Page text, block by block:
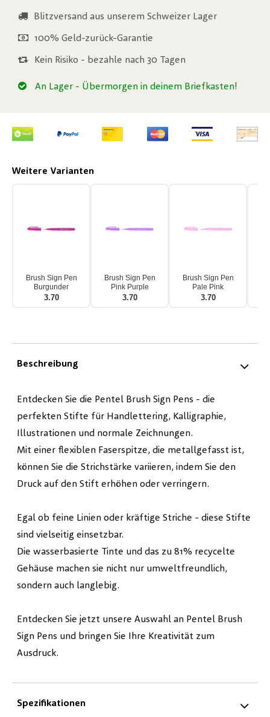
Blitzversand aus unserem Schweizer Lager
100% Geld-zurück-Garantie
Kein Risiko - bezahle nach 30 Tagen
An Lager - Übermorgen in deinem Briefkasten!
Weitere Varianten
Brush Sign Pen
Burgunder
3.70
Brush Sign Pen
Pink Purple
3.70
Brush Sign Pen
Pale Pink
3.70
Beschreibung
Entdecken Sie die Pentel Brush Sign Pens - die
perfekten Stifte für Handlettering, Kalligraphie,
Illustrationen und normale Zeichnungen.
Mit einer flexiblen Faserspitze, die metallgefasst ist,
können Sie die Strichstärke variieren, indem Sie den
Druck auf den Stift erhöhen oder verringern.
Egal ob feine Linien oder kräftige Striche - diese Stifte
sind vielseitig einsetzbar.
Die wasserbasierte Tinte und das zu 81% recycelte
Gehäuse machen sie nicht nur umweltfreundlich,
sondern auch langlebig.
Entdecken Sie jetzt unsere Auswahl an Pentel Brush
Sign Pens und bringen Sie Ihre Kreativität zum
Ausdruck.
Spezifikationen